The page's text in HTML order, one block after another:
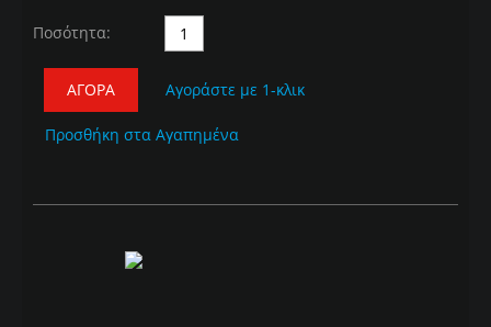
Ποσότητα:
ΑΓΟΡΆ Αγοράστε με 1-κλικ
Προσθήκη στα Αγαπημένα